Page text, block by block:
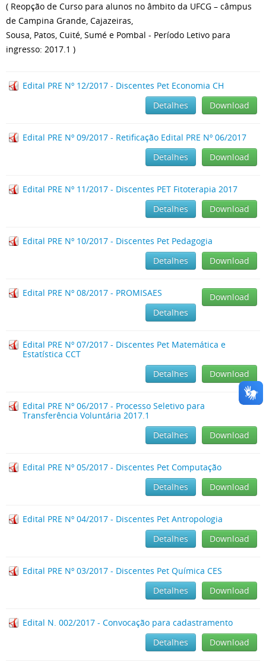
( Reopção de Curso para alunos no âmbito da UFCG – câmpus
de Campina Grande, Cajazeiras,
Sousa, Patos, Cuité, Sumé e Pombal - Período Letivo para
ingresso: 2017.1 )
Edital PRE Nº 12/2017 - Discentes Pet Economia CH
Download
Detalhes
Edital PRE Nº 09/2017 - Retificação Edital PRE Nº 06/2017
Download
Detalhes
Edital PRE Nº 11/2017 - Discentes PET Fitoterapia 2017
Download
Detalhes
Edital PRE Nº 10/2017 - Discentes Pet Pedagogia
Download
Detalhes
Edital PRE Nº 08/2017 - PROMISAES
Download
Detalhes
Edital PRE Nº 07/2017 - Discentes Pet Matemática e
Estatística CCT
Download
Detalhes
Edital PRE Nº 06/2017 - Processo Seletivo para
Transferência Voluntária 2017.1
Download
Detalhes
Edital PRE Nº 05/2017 - Discentes Pet Computação
Download
Detalhes
Edital PRE Nº 04/2017 - Discentes Pet Antropologia
Download
Detalhes
Edital PRE Nº 03/2017 - Discentes Pet Química CES
Download
Detalhes
Edital N. 002/2017 - Convocação para cadastramento
Download
Detalhes